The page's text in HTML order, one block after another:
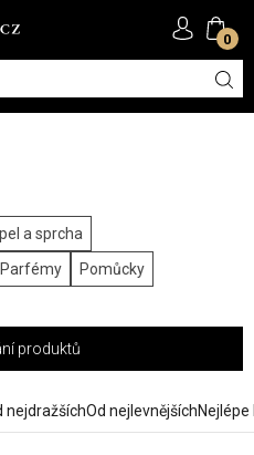
0
a sprcha
Parfémy Pomůcky
produktů
nejdražšíchOd nejlevnějších